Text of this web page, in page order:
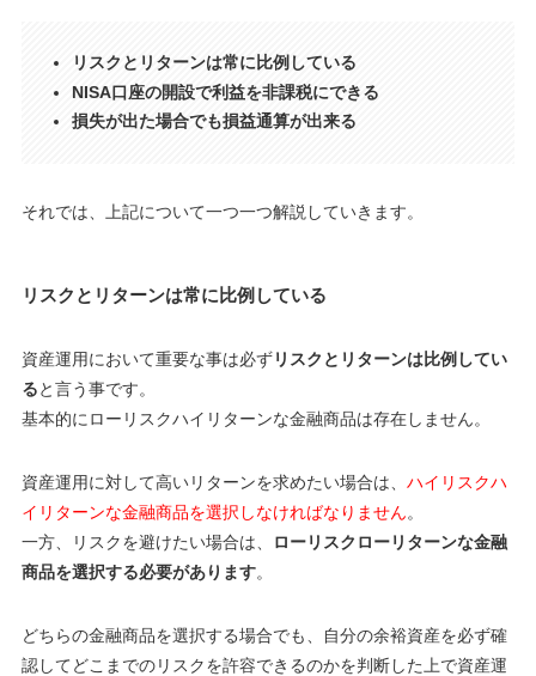
リスクとリターンは常に比例している
NISA口座の開設で利益を非課税にできる
損失が出た場合でも損益通算が出来る
それでは、上記について一つ一つ解説していきます。
リスクとリターンは常に比例している
資産運用において重要な事は必ずリスクとリターンは比例してい
ると言う事です。
基本的に ローリスクハイリターンな金融商品は存在しません。
資産運用に対して高いリターンを求めたい場合は、 ハイリスクハ
イリターンな金融商品を選択しなければなりません。
一方、リスクを避けたい場合は、
ローリスクローリターンな金融
商品を選択する必要があります。
どちらの金融商品を選択する場合でも、自分の余裕資産を必ず確
認してどこまでのリスクを許容できるのかを判断した上で資産運